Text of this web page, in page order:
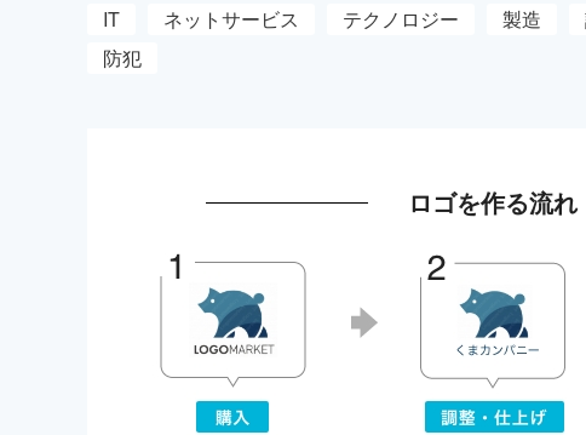
IT ネットサービス テクノロジー 製造
防犯
ロゴを作る流れ